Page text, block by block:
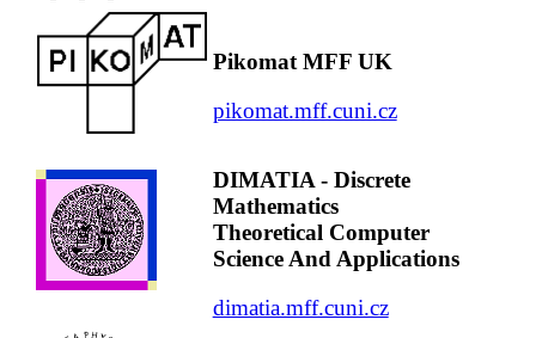
Pikomat MFF UK
pikomat.mff.cuni.cz
DIMATIA - Discrete
Mathematics
Theoretical Computer
Science And Applications
dimatia.mff.cuni.cz